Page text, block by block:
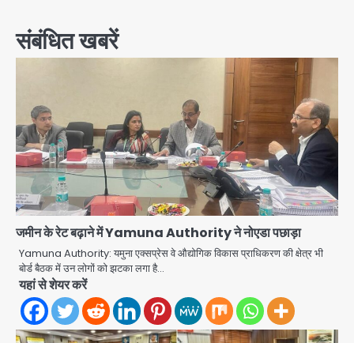
संबंधित खबरें
जमीन के रेट बढ़ाने में Yamuna Authority ने नोएडा पछाड़ा
Yamuna Authority: यमुना एक्सप्रेस वे औद्योगिक विकास प्राधिकरण की क्षेत्र भी
बोर्ड बैठक में उन लोगों को झटका लगा है…
यहां से शेयर करें